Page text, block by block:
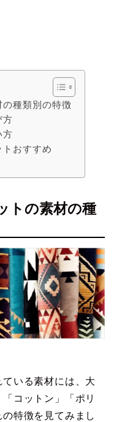
種類別の特徴
方
方
おすすめ
トの素材の種
いる素材には、大
コットン」「ポリ
特徴を見てみまし